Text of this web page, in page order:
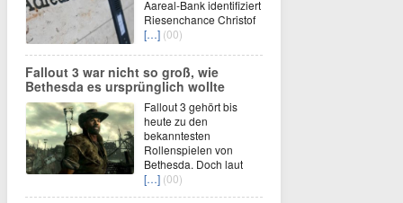
Aareal-Bank identifiziert
Riesenchance Christof
[…] (00)
Fallout 3 war nicht so groß, wie
Bethesda es ursprünglich wollte
Fallout 3 gehört bis
heute zu den
bekanntesten
Rollenspielen von
Bethesda. Doch laut
[…] (00)